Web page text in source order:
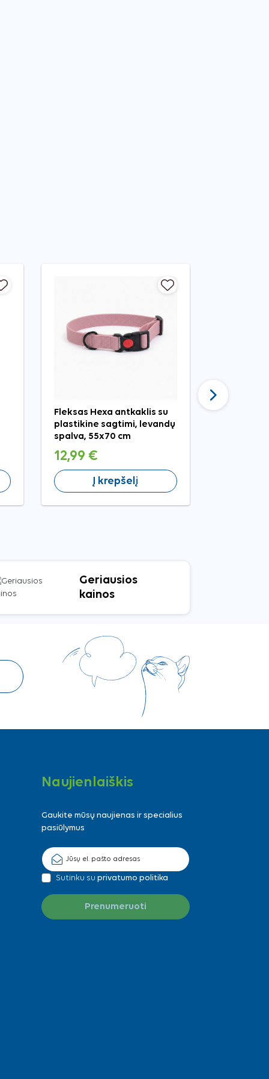
Fleksas Hexa antkaklis su
plastikine sagtimi, levandų
spalva, 55x70 cm
12,99 €
Į krepšelį
Geriausios
kainos
Naujienlaiškis
Gaukite mūsų naujienas ir specialius
pasiūlymus
Sutinku su privatumo politika